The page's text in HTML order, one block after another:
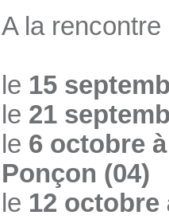
A la
le 15
le 21
le 6 octobre
Ponçon (04)
le 12 octobre